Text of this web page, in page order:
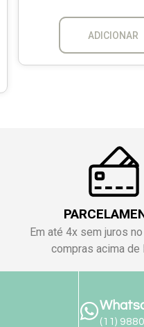
ADICIONAR
Em até 4x sem juros
compras acima de
(11)